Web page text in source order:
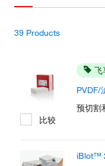
39 Products
飞
PVDF/
预切割
比较
iBlot™